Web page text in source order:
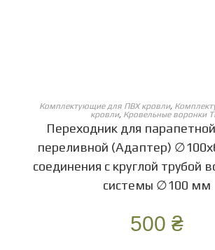
ОБЕРІТЬ ОПЦІЇ
Комплектующие для ПВХ кровли,
кровли, Кровельные воронки
Переходник для
переливной (Адаптер)
соединения с круглой трубой
системы ∅100 мм
500 ₴